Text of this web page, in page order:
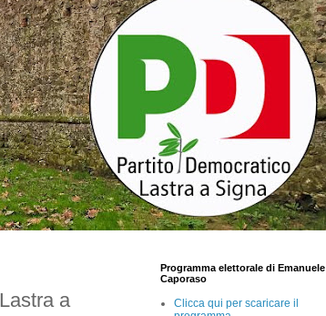
a
Programma elettorale di Emanuele
Caporaso
Clicca qui per scaricare il